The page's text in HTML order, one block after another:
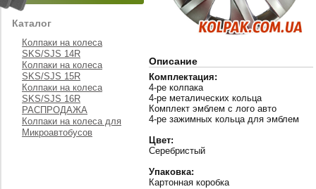
Каталог
Колпаки на колеса
SKS/SJS 14R
Колпаки на колеса
SKS/SJS 15R
Колпаки на колеса
SKS/SJS 16R
РАСПРОДАЖА
Колпаки на колеса для
Микроавтобусов
Описание
Комплектация:
4-ре колпака
4-ре металических кольца
Комплект эмблем с лого авто
4-ре зажимных кольца для эмблем
Цвет:
Серебристый
Упаковка:
Картонная коробка